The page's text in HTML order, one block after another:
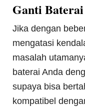
Ganti Baterai
Jika dengan
mengatasi
masalah
baterai Anda
supaya bisa
kompatibel